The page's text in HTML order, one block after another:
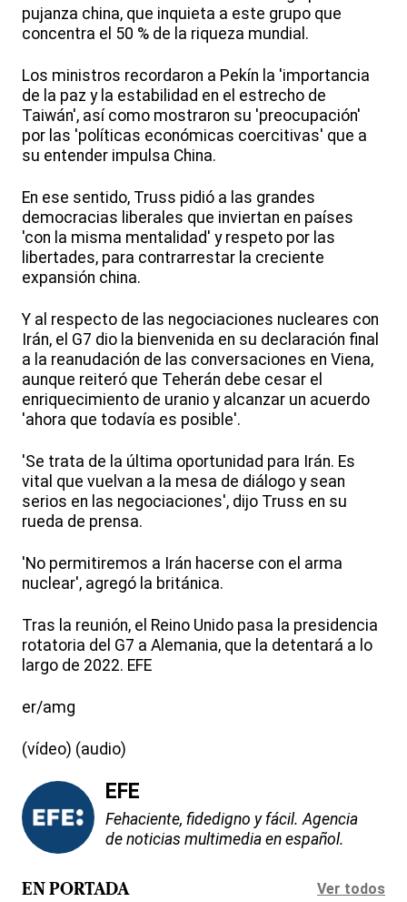
pujanza china, que inquieta a este grupo que
concentra el 50 % de la riqueza mundial.
Los ministros recordaron a Pekín la 'importancia
de la paz y la estabilidad en el estrecho de
Taiwán', así como mostraron su 'preocupación'
por las 'políticas económicas coercitivas' que a
su entender impulsa China.
En ese sentido, Truss pidió a las grandes
democracias liberales que inviertan en países
'con la misma mentalidad' y respeto por las
libertades, para contrarrestar la creciente
expansión china.
Y al respecto de las negociaciones nucleares con
Irán, el G7 dio la bienvenida en su declaración final
a la reanudación de las conversaciones en Viena,
aunque reiteró que Teherán debe cesar el
enriquecimiento de uranio y alcanzar un acuerdo
'ahora que todavía es posible'.
'Se trata de la última oportunidad para Irán. Es
vital que vuelvan a la mesa de diálogo y sean
serios en las negociaciones', dijo Truss en su
rueda de prensa.
'No permitiremos a Irán hacerse con el arma
nuclear', agregó la británica.
Tras la reunión, el Reino Unido pasa la presidencia
rotatoria del G7 a Alemania, que la detentará a lo
largo de 2022. EFE
er/amg
(vídeo) (audio)
EFE
Fehaciente, fidedigno y fácil. Agencia
de noticias multimedia en español.
EN PORTADA Ver todos